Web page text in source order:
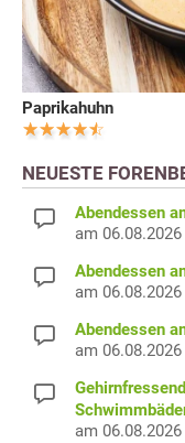
Paprikahuhn
NEUESTE
Abendessen
am
Abendessen
am
Abendessen
am
am